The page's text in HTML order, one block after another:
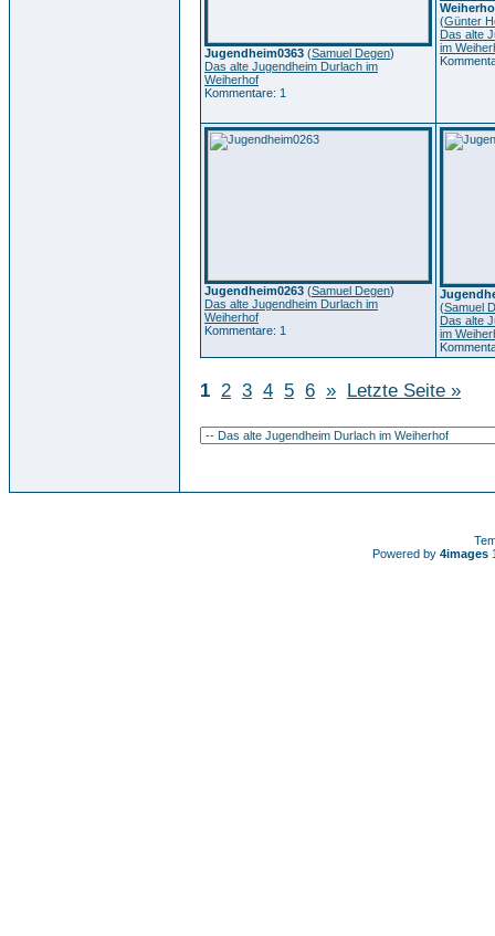
Jugendheim0363 (Samuel Degen)
Das alte Jugendheim Durlach im
Weiherhof
Kommentare: 1
(Günter
Das alte
im
Jugendheim0263 (Samuel Degen)
Das alte Jugendheim Durlach im
Weiherhof
Kommentare: 1
(Samuel
Das alte
im
1 2 3 4 5 6 » Letzte Seite »
Powered by 4images